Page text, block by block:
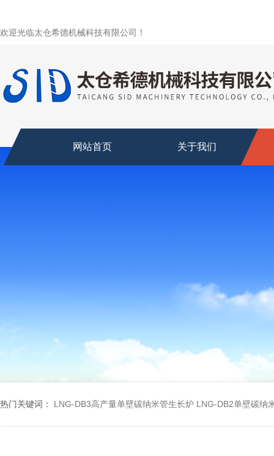
欢迎光临太仓希德机械科技有限公司！
网站首页 关于我们
热门关键词： LNG-DB3高产量单壁碳纳米管生长炉 LNG-DB2单壁碳纳